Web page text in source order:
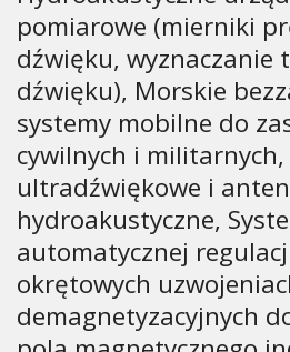
pomiarowe (mierniki
dźwięku, wyznaczanie
dźwięku), Morskie
systemy mobilne do
cywilnych i
ultradźwiękowe i
hydroakustyczne,
automatycznej
okrętowych
demagnetyzacyjnych